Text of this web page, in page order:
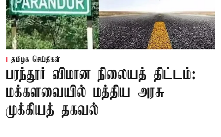
தமிழக செய்திகள்
பரந்தூர் விமான நிலையத் திட்டம்:
மக்களவையில் மத்திய அரசு
முக்கியத் தகவல்